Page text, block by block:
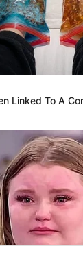
Linked To A